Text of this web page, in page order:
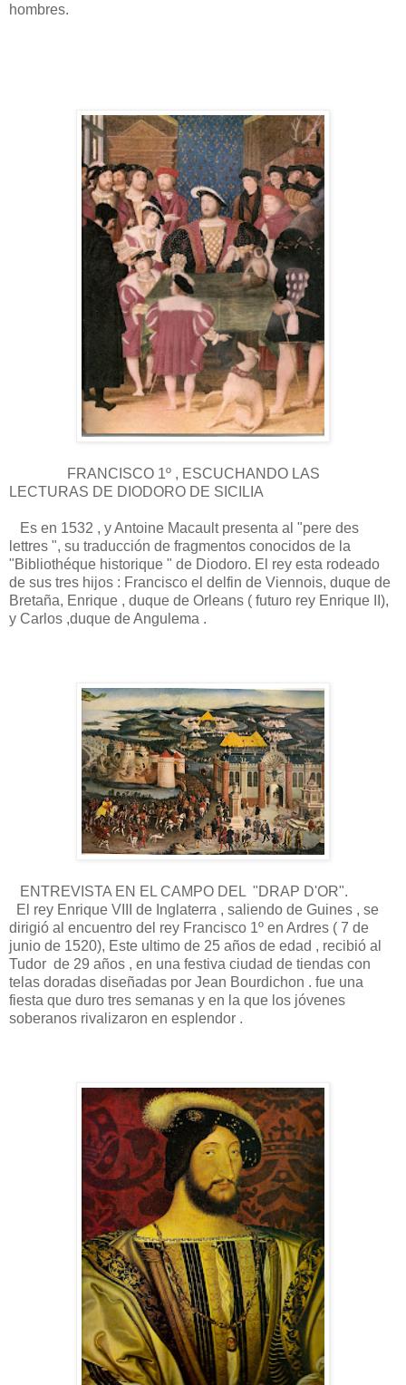
hombres.
FRANCISCO 1º , ESCUCHANDO LAS
LECTURAS DE DIODORO DE SICILIA
Es en 1532 , y Antoine Macault presenta al "pere des
lettres ", su traducción de fragmentos conocidos de la
"Bibliothéque historique " de Diodoro. El rey esta rodeado
de sus tres hijos : Francisco el delfin de Viennois, duque de
Bretaña, Enrique , duque de Orleans ( futuro rey Enrique II),
y Carlos ,duque de Angulema .
ENTREVISTA EN EL CAMPO DEL "DRAP D'OR".
El rey Enrique VIII de Inglaterra , saliendo de Guines , se
dirigió al encuentro del rey Francisco 1º en Ardres ( 7 de
junio de 1520), Este ultimo de 25 años de edad , recibió al
Tudor de 29 años , en una festiva ciudad de tiendas con
telas doradas diseñadas por Jean Bourdichon . fue una
fiesta que duro tres semanas y en la que los jóvenes
soberanos rivalizaron en esplendor .